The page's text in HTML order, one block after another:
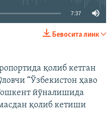
7:37
Бевосита линк
қолиб кетган
“Ўзбекистон ҳаво
йўналишида
қолиб кетиши